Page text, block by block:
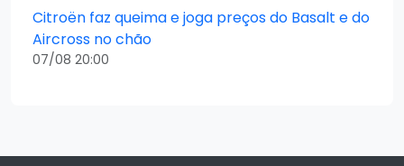
Citroën faz queima e joga preços do Basalt e do
Aircross no chão
07/08 20:00